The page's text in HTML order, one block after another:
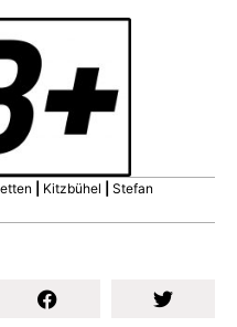
Kitzbühel
Stefan